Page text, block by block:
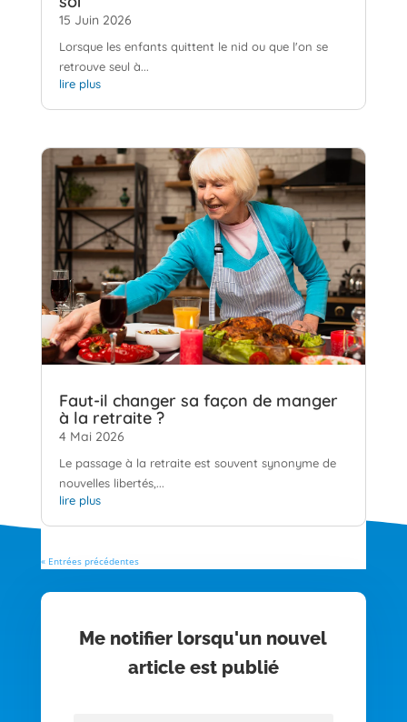
15 Juin 2026
Lorsque les enfants quittent le nid ou que l'on se
retrouve seul à...
lire plus
Faut-il changer sa façon de manger
à la retraite ?
4 Mai 2026
Le passage à la retraite est souvent synonyme de
nouvelles libertés,...
lire plus
« Entrées précédentes
Me notifier lorsqu'un nouvel
article est publié